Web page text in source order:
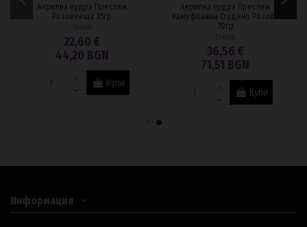
Aкрилна пудра Престиж
Розовееща 35гр
22,60 €
44,20 BGN
Купи
Aкрилна пудра Престиж
Камуфлажна Студено Розова
70гр
36,56 €
71,51 BGN
Купи
Информация